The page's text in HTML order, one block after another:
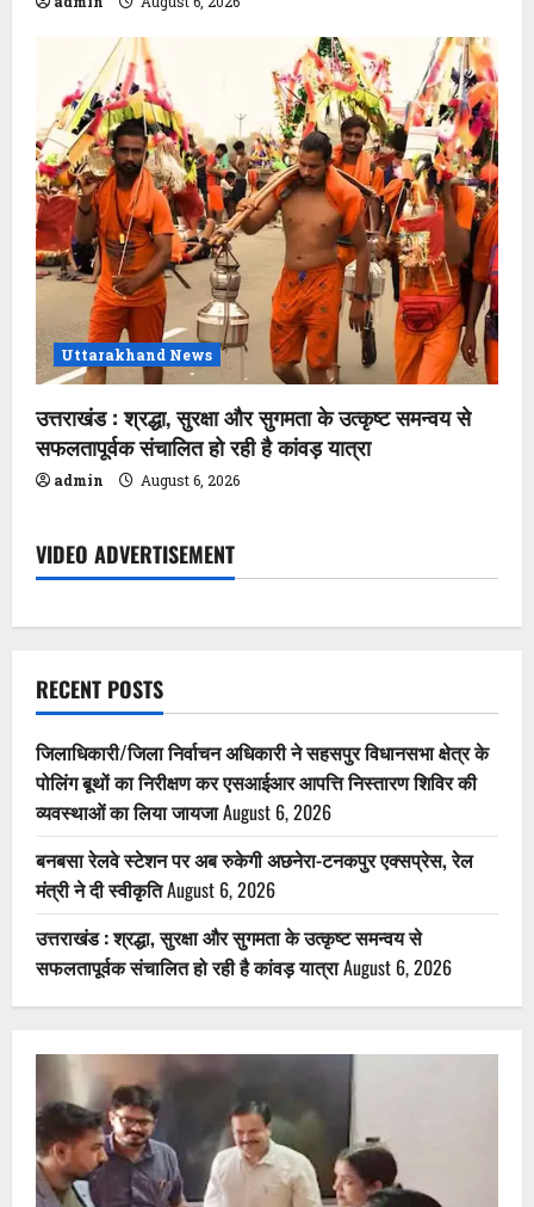
Uttarakhand News
उत्तराखंड : श्रद्धा, सुरक्षा और सुगमता के उत्कृष्ट समन्वय से
सफलतापूर्वक संचालित हो रही है कांवड़ यात्रा
admin August 6, 2026
VIDEO ADVERTISEMENT
RECENT POSTS
जिलाधिकारी/जिला निर्वाचन अधिकारी ने सहसपुर विधानसभा क्षेत्र के
पोलिंग बूथों का निरीक्षण कर एसआईआर आपत्ति निस्तारण शिविर की
व्यवस्थाओं का लिया जायजाAugust 6, 2026
बनबसा रेलवे स्टेशन पर अब रुकेगी अछनेरा-टनकपुर एक्सप्रेस, रेल
मंत्री ने दी स्वीकृतिAugust 6, 2026
उत्तराखंड : श्रद्धा, सुरक्षा और सुगमता के उत्कृष्ट समन्वय से
सफलतापूर्वक संचालित हो रही है कांवड़ यात्राAugust 6, 2026